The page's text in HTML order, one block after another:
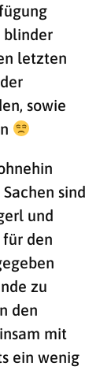
blinder
letzten
sowie
sind
und
den
zu
den
mit
ein wenig